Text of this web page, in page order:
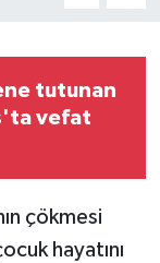
tutunan
vefat
çökmesi
hayatını